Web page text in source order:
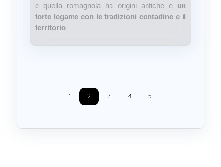
e quella romagnola ha origini antiche e un
forte legame con le tradizioni contadine e il
territorio
1 2 3 4 5